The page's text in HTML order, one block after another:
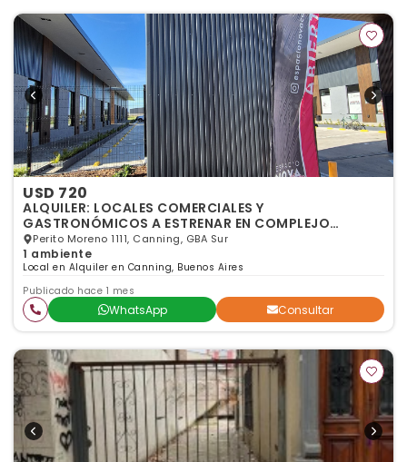
USD 720
ALQUILER: LOCALES COMERCIALES Y
GASTRONÓMICOS A ESTRENAR EN COMPLEJO
ESPACIO NOVA – CANNING
Perito Moreno 1111, Canning, GBA Sur
1 ambiente
Local en Alquiler en Canning, Buenos Aires
Publicado hace 1 mes
WhatsApp Consultar